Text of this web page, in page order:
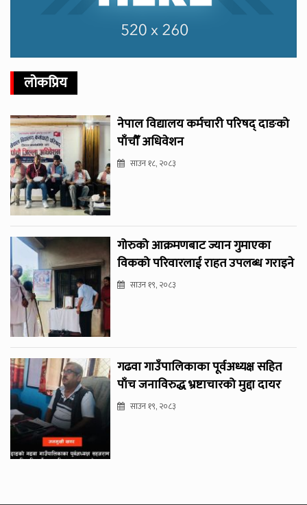
लोकप्रिय
नेपाल विद्यालय कर्मचारी परिषद् दाङको
पाँचौँ अधिवेशन
साउन १८, २०८३
गोरुको आक्रमणबाट ज्यान गुमाएका
विकको परिवारलाई राहत उपलब्ध गराइने
साउन १९, २०८३
गढवा गाउँपालिकाका पूर्वअध्यक्ष सहित
पाँच जनाविरुद्ध भ्रष्टाचारको मुद्दा दायर
साउन १९, २०८३